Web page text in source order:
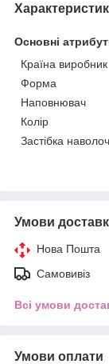
Основні
Країна виробник
Форма
Наповнювач
Колір
Застібка
Умови
Нова Пошта
Самовивіз
Всі умови
Умови оплати